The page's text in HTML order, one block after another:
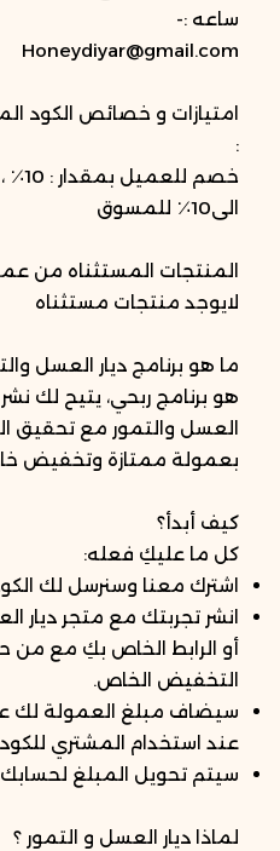
ساعه :-
Honeydiyar@gmail.com
امتيازات و خصائص الكود
:
خصم
الى10٪ للمسوق
المنتجات المستثناه من
لايوجد منتجات مستثناه
ما هو برنامج ديار العسل
هو برنامج ربحي، يتيح لك
العسل والتمور مع تحقيق
بعمولة ممتازة وتخفيض
كيف أبدأ؟
كل ما عليكِ فعله:
اشترك معنا وسنرسل لك
انشر تجربتك مع متجر ديار
أو الرابط الخاص بكِ مع من
التخفيض الخاص.
سيضاف مبلغ العمولة لك
عند استخدام المشتري
سيتم تحويل المبلغ لحسابك
لماذا ديار العسل و التمور ؟